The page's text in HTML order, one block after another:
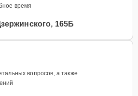
время
165Б
вопросов, а также